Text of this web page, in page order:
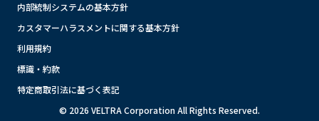
内部統制システムの基本方針
カスタマーハラスメントに関する基本方針
利用規約
標識・約款
特定商取引法に基づく表記
© 2026 VELTRA Corporation All Rights Reserved.